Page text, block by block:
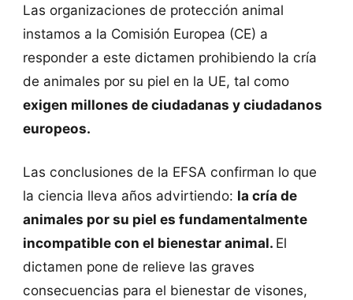
Las organizaciones de protección animal
instamos a la Comisión Europea (CE) a
responder a este dictamen prohibiendo la cría
de animales por su piel en la UE, tal como
exigen millones de ciudadanas y ciudadanos
europeos.
Las conclusiones de la EFSA confirman lo que
la ciencia lleva años advirtiendo: la cría de
animales por su piel es fundamentalmente
incompatible con el bienestar animal. El
dictamen pone de relieve las graves
consecuencias para el bienestar de visones,